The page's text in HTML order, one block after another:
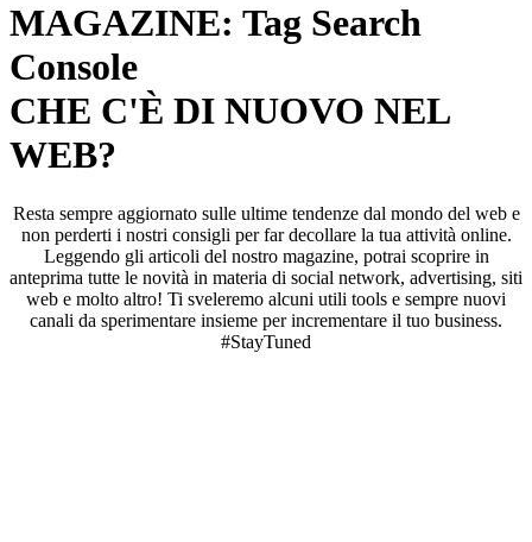
MAGAZINE: Tag Search
Console
CHE C'È DI NUOVO NEL
WEB?
Resta sempre aggiornato sulle ultime tendenze dal mondo del web e
non perderti i nostri consigli per far decollare la tua attività online.
Leggendo gli articoli del nostro magazine, potrai scoprire in
anteprima tutte le novità in materia di social network, advertising, siti
web e molto altro! Ti sveleremo alcuni utili tools e sempre nuovi
canali da sperimentare insieme per incrementare il tuo business.
#StayTuned